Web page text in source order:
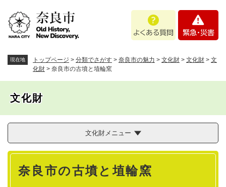
あ
問
・
現在地 トップページ > 分類でさがす > 奈良市の魅力 > 文化財 > 文化財 > 文
化財 > 奈良市の古墳と埴輪窯
文化財
文化財メニュー
本
奈良市の古墳と埴輪窯